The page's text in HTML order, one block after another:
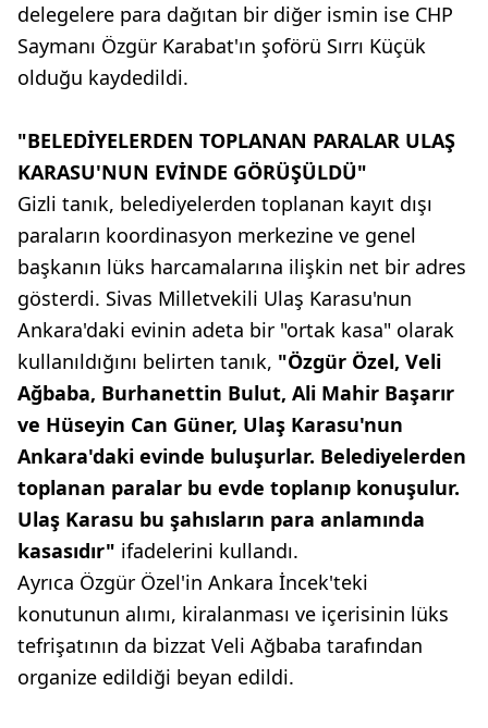
delegelere para dağıtan bir diğer ismin ise CHP
Saymanı Özgür Karabat'ın şoförü Sırrı Küçük
olduğu kaydedildi.
"BELEDİYELERDEN TOPLANAN PARALAR ULAŞ
KARASU'NUN EVİNDE GÖRÜŞÜLDÜ"
Gizli tanık, belediyelerden toplanan kayıt dışı
paraların koordinasyon merkezine ve genel
başkanın lüks harcamalarına ilişkin net bir adres
gösterdi. Sivas Milletvekili Ulaş Karasu'nun
Ankara'daki evinin adeta bir "ortak kasa" olarak
kullanıldığını belirten tanık, "Özgür Özel, Veli
Ağbaba, Burhanettin Bulut, Ali Mahir Başarır
ve Hüseyin Can Güner, Ulaş Karasu'nun
Ankara'daki evinde buluşurlar. Belediyelerden
toplanan paralar bu evde toplanıp konuşulur.
Ulaş Karasu bu şahısların para anlamında
kasasıdır" ifadelerini kullandı.
Ayrıca Özgür Özel'in Ankara İncek'teki
konutunun alımı, kiralanması ve içerisinin lüks
tefrişatının da bizzat Veli Ağbaba tarafından
organize edildiği beyan edildi.